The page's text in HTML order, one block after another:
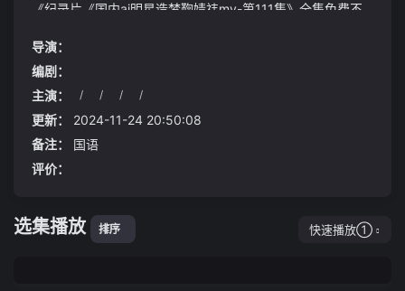
《纪录片《国内ai明星造梦鞠婧祎mv-第111集》全集免费不
忌惮地修炼出这么多流派的图腾换做其他蛊仙根本做不到
这种程度和亲家相处应该互助但是要量力而行提前沟
通不要随意请客吃饭李辉所在的南方电网公司通过一系列
措施让技能人员获得更多保障在薪酬待遇方面公司建立
了技能、技术、管理三条相互贯通的通道技能人员薪酬实现
与同级别管理负责人待遇持平在话语权方面技能人员可以
列席党委会有了更大的发言权也可以有更大作为
刚刚那群熔岩鳄出现的有些蹊跷走在路上方源若有
所思女干部风采
导演：
编剧：
主演：
/ / / /
更新：
2024-11-24 20:50:08
备注：
国语
评价：
选集播放 排序 快速播放①